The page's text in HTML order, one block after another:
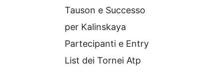
Tauson e Successo
per Kalinskaya
Partecipanti e Entry
List dei Tornei Atp